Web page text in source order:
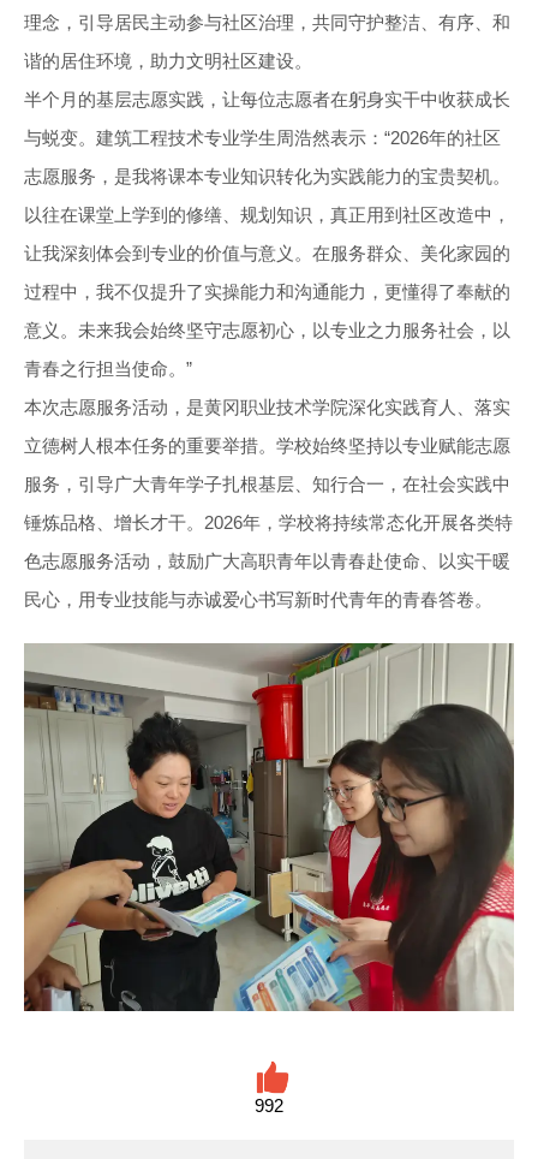
理念，引导居民主动参与社区治理，共同守护整洁、有序、和
谐的居住环境，助力文明社区建设。
半个月的基层志愿实践，让每位志愿者在躬身实干中收获成长
与蜕变。建筑工程技术专业学生周浩然表示：“2026年的社区
志愿服务，是我将课本专业知识转化为实践能力的宝贵契机。
以往在课堂上学到的修缮、规划知识，真正用到社区改造中，
让我深刻体会到专业的价值与意义。在服务群众、美化家园的
过程中，我不仅提升了实操能力和沟通能力，更懂得了奉献的
意义。未来我会始终坚守志愿初心，以专业之力服务社会，以
青春之行担当使命。”
本次志愿服务活动，是黄冈职业技术学院深化实践育人、落实
立德树人根本任务的重要举措。学校始终坚持以专业赋能志愿
服务，引导广大青年学子扎根基层、知行合一，在社会实践中
锤炼品格、增长才干。2026年，学校将持续常态化开展各类特
色志愿服务活动，鼓励广大高职青年以青春赴使命、以实干暖
民心，用专业技能与赤诚爱心书写新时代青年的青春答卷。
992